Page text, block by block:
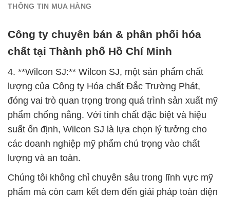
THÔNG TIN MUA HÀNG
Công ty chuyên bán & phân phối hóa
chất tại Thành phố Hồ Chí Minh
4. **Wilcon SJ:** Wilcon SJ, một sản phẩm chất
lượng của Công ty Hóa chất Đắc Trường Phát,
đóng vai trò quan trọng trong quá trình sản xuất mỹ
phẩm chống nắng. Với tính chất đặc biệt và hiệu
suất ổn định, Wilcon SJ là lựa chọn lý tưởng cho
các doanh nghiệp mỹ phẩm chú trọng vào chất
lượng và an toàn.
Chúng tôi không chỉ chuyên sâu trong lĩnh vực mỹ
phẩm mà còn cam kết đem đến giải pháp toàn diện